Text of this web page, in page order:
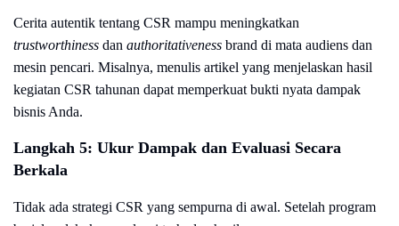
Cerita autentik tentang CSR mampu meningkatkan
trustworthiness dan authoritativeness brand di mata audiens dan
mesin pencari. Misalnya, menulis artikel yang menjelaskan hasil
kegiatan CSR tahunan dapat memperkuat bukti nyata dampak
bisnis Anda.
Langkah 5: Ukur Dampak dan Evaluasi Secara
Berkala
Tidak ada strategi CSR yang sempurna di awal. Setelah program